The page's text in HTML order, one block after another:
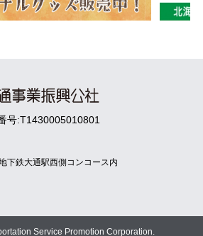
号:T1430005010801
下鉄大通駅西側コンコース内
Service Promotion Corporation.